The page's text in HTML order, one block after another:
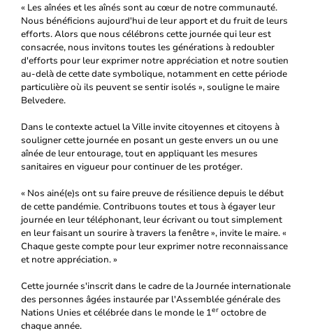
« Les aînées et les aînés sont au cœur de notre communauté.
Nous bénéficions aujourd'hui de leur apport et du fruit de leurs
efforts. Alors que nous célébrons cette journée qui leur est
consacrée, nous invitons toutes les générations à redoubler
d'efforts pour leur exprimer notre appréciation et notre soutien
au-delà de cette date symbolique, notamment en cette période
particulière où ils peuvent se sentir isolés », souligne le maire
Belvedere.
Dans le contexte actuel la Ville invite citoyennes et citoyens à
souligner cette journée en posant un geste envers un ou une
aînée de leur entourage, tout en appliquant les mesures
sanitaires en vigueur pour continuer de les protéger.
« Nos ainé(e)s ont su faire preuve de résilience depuis le début
de cette pandémie. Contribuons toutes et tous à égayer leur
journée en leur téléphonant, leur écrivant ou tout simplement
en leur faisant un sourire à travers la fenêtre », invite le maire. «
Chaque geste compte pour leur exprimer notre reconnaissance
et notre appréciation. »
Cette journée s'inscrit dans le cadre de la Journée internationale
des personnes âgées instaurée par l'Assemblée générale des
Nations Unies et célébrée dans le monde le 1er octobre de
chaque année.